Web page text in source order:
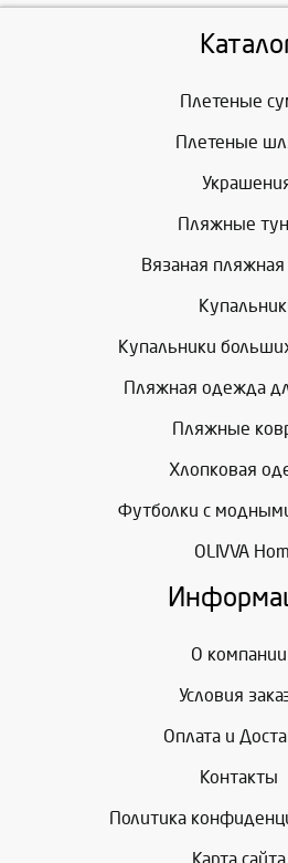
Плетеные
Плетеные
Пляжные
Вязаная
Купальники
Пляжная одежда
Пляжные
Хлопковая
Футболки с
OLIVVA
О компании
Условия
Оплата и
Контакты
Политика